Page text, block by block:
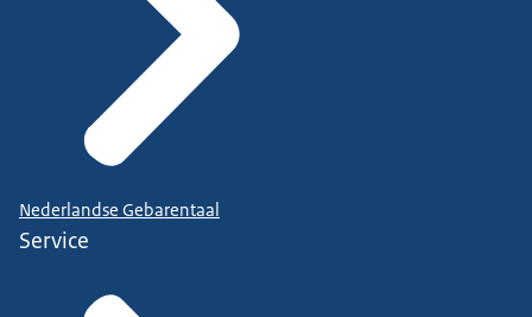
Nederlandse Gebarentaal
Service